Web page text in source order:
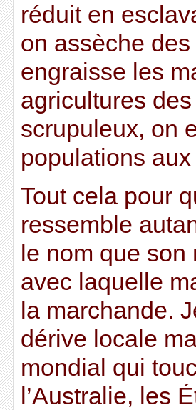
réduit en
on assèche
engraisse les
agricultures
scrupuleux, on
populations
Tout cela pour
ressemble
le nom que
avec laquelle
la marchande.
dérive locale
mondial qui
l’Australie, les